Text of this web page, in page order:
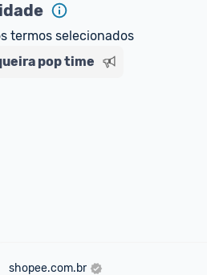
termos selecionados
pop time
shopee.com.br